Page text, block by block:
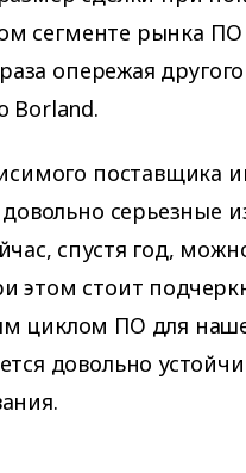
сегменте рынка ПО
опережая
Borland.
поставщика
довольно серьезные
спустя год,
стоит
циклом ПО для
довольно